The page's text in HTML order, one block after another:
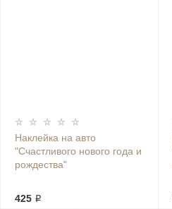
Наклейка на авто
"Счастливого нового года и
рождества"
425 ₽